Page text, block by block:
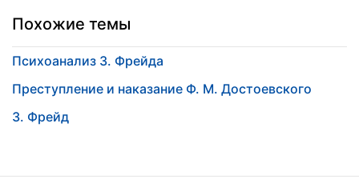
Похожие темы
Психоанализ З. Фрейда
Преступление и наказание Ф. М. Достоевского
З. Фрейд